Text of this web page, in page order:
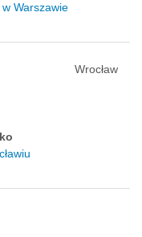
Warszawie
Wrocław